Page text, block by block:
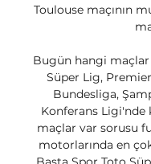
Toulouse maçının
Bugün hangi
Süper Lig,
Bundesliga,
Konferans Ligi'nde
maçlar var sorusu
motorlarında en